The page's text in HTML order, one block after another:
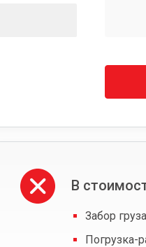
В
Забор
Погрузка-